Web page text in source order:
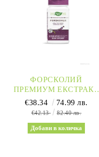
ФОРСКОЛИЙ
ПРЕМИУМ ЕКСТРАКТ
250 МГ Х 60 КАПСУЛИ
NATURE’S WAY |
€38.34 74.99 лв.
€42.13 82.40 лв.